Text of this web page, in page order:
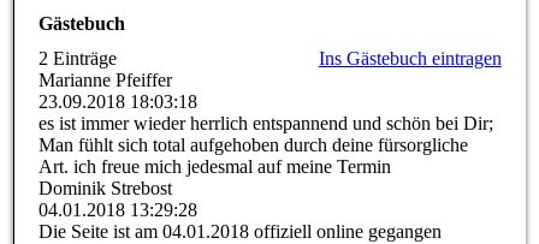
Gästebuch
2 Einträge
Ins Gästebuch eintragen
Marianne Pfeiffer
23.09.2018 18:03:18
es ist immer wieder herrlich entspannend und schön bei Dir;
Man fühlt sich total aufgehoben durch deine fürsorgliche
Art. ich freue mich jedesmal auf meine Termin
Dominik Strebost
04.01.2018 13:29:28
Die Seite ist am 04.01.2018 offiziell online gegangen